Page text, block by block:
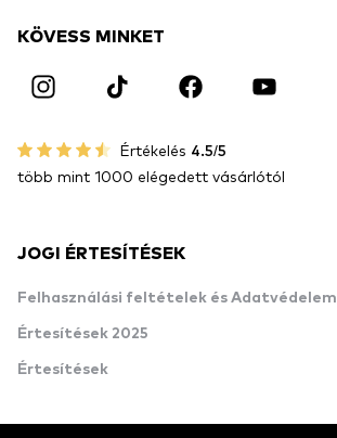
KÖVESS MINKET
Értékelés 4.5/5
több mint 1000 elégedett vásárlótól
JOGI ÉRTESÍTÉSEK
Felhasználási feltételek és Adatvédelem
Értesítések 2025
Értesítések